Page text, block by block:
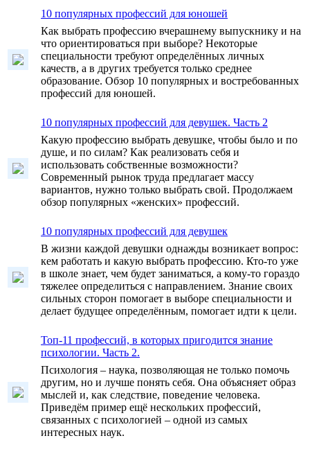
10 популярных профессий для юношей
Как выбрать профессию вчерашнему выпускнику и на
что ориентироваться при выборе? Некоторые
специальности требуют определённых личных
качеств, а в других требуется только среднее
образование. Обзор 10 популярных и востребованных
профессий для юношей.
10 популярных профессий для девушек. Часть 2
Какую профессию выбрать девушке, чтобы было и по
душе, и по силам? Как реализовать себя и
использовать собственные возможности?
Современный рынок труда предлагает массу
вариантов, нужно только выбрать свой. Продолжаем
обзор популярных «женских» профессий.
10 популярных профессий для девушек
В жизни каждой девушки однажды возникает вопрос:
кем работать и какую выбрать профессию. Кто-то уже
в школе знает, чем будет заниматься, а кому-то гораздо
тяжелее определиться с направлением. Знание своих
сильных сторон помогает в выборе специальности и
делает будущее определённым, помогает идти к цели.
Топ-11 профессий, в которых пригодится знание
психологии. Часть 2.
Психология – наука, позволяющая не только помочь
другим, но и лучше понять себя. Она объясняет образ
мыслей и, как следствие, поведение человека.
Приведём пример ещё нескольких профессий,
связанных с психологией – одной из самых
интересных наук.